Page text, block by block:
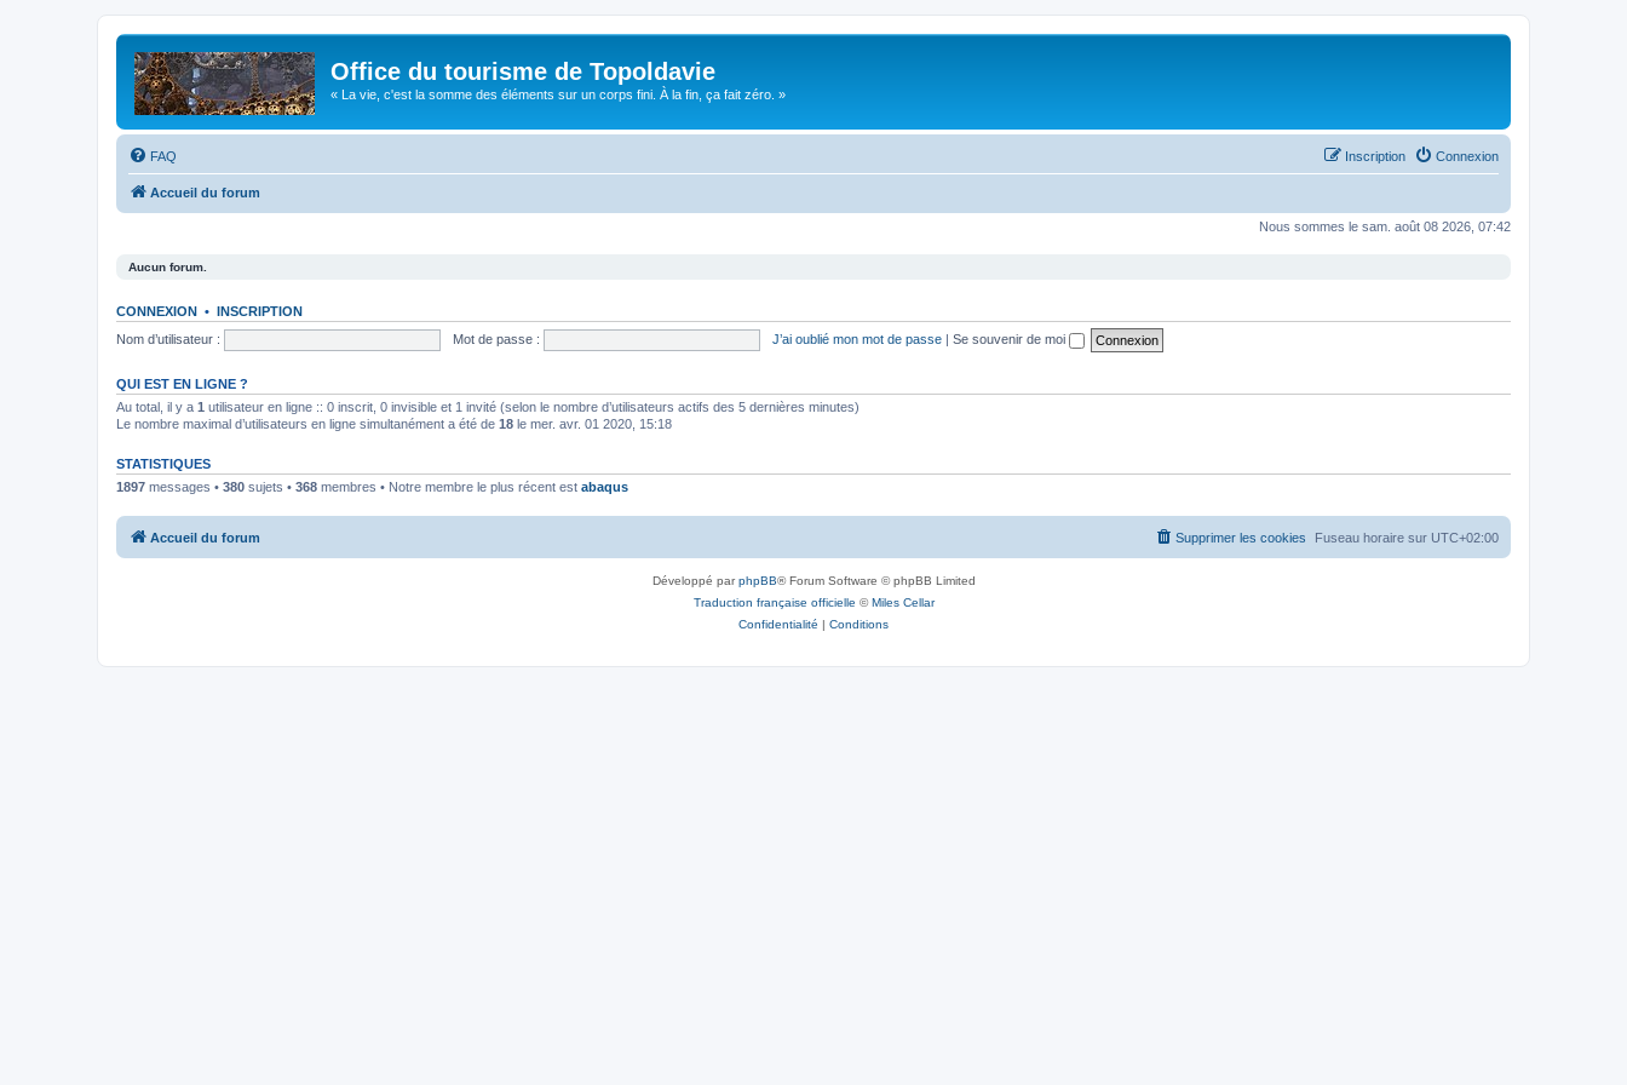
Office du tourisme de Topoldavie
« La vie, c'est la somme des éléments sur un corps fini. À la fin, ça fait zéro. »
FAQ Connexion
Inscription
Accueil du forum
Nous sommes le sam. août 08 2026, 07:42
Aucun forum.
CONNEXION • INSCRIPTION
Nom d’utilisateur :
Mot de passe : J’ai oublié mon mot de passe | Se souvenir de moi
QUI EST EN LIGNE ?
Au total, il y a 1 utilisateur en ligne :: 0 inscrit, 0 invisible et 1 invité (selon le nombre d’utilisateurs actifs des 5 dernières minutes)
Le nombre maximal d’utilisateurs en ligne simultanément a été de 18 le mer. avr. 01 2020, 15:18
STATISTIQUES
1897 messages • 380 sujets • 368 membres • Notre membre le plus récent est abaqus
Accueil du forum Fuseau horaire sur UTC+02:00
Supprimer les cookies
Développé parphpBB® Forum Software © phpBB Limited
Traduction française officielle ©Miles Cellar
Confidentialité | Conditions